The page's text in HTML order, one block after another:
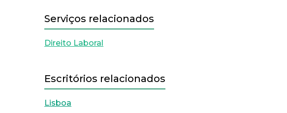
Serviços relacionados
Direito Laboral
Escritórios relacionados
Lisboa